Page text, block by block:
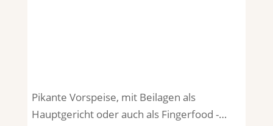
Pikante Vorspeise, mit Beilagen als
Hauptgericht oder auch als Fingerfood -…